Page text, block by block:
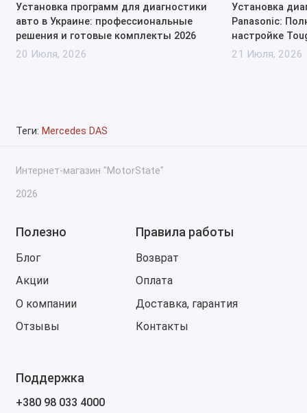
Установка программ для диагностики
авто в Украине: профессиональные
решения и готовые комплекты 2026
20 Июля, 2026
Установка
Panasonic:
настройке
21 Июля, 2026
Теги: Mercedes DAS
Интернет-магазин "MotorState"
2026
Полезно
Блог
Акции
О компании
Отзывы
Правила работы
Возврат
Оплата
Доставка, гарантия
Контакты
Поддержка
+380 98 033 4000